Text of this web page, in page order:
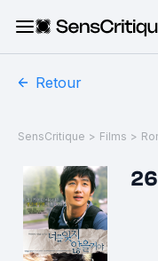
Retour
SensCritique > Films >